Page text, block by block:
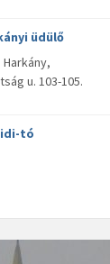
üdülő
Harkány,
u. 103-105.
tó